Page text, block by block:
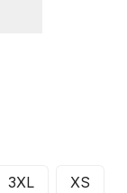
3XL XS